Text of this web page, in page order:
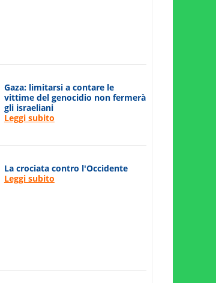
Gaza: limitarsi a contare le
vittime del genocidio non fermerà
gli israeliani
Leggi subito
La crociata contro l'Occidente
Leggi subito